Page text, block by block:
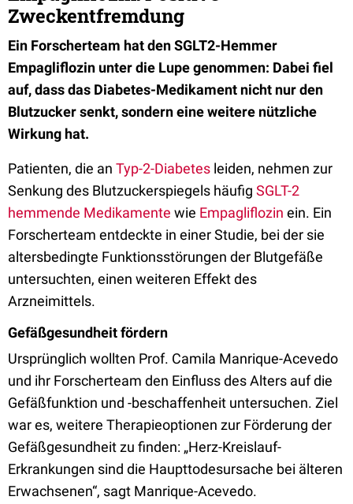
Zweckentfremdung
Ein Forscherteam hat den SGLT2-Hemmer
Empagliflozin unter die Lupe genommen: Dabei fiel
auf, dass das Diabetes-Medikament nicht nur den
Blutzucker senkt, sondern eine weitere nützliche
Wirkung hat.
Patienten, die an Typ-2-Diabetes leiden, nehmen zur
Senkung des Blutzuckerspiegels häufig SGLT-2
hemmende Medikamente wie Empagliflozin ein. Ein
Forscherteam entdeckte in einer Studie, bei der sie
altersbedingte Funktionsstörungen der Blutgefäße
untersuchten, einen weiteren Effekt des
Arzneimittels.
Gefäßgesundheit fördern
Ursprünglich wollten Prof. Camila Manrique-Acevedo
und ihr Forscherteam den Einfluss des Alters auf die
Gefäßfunktion und -beschaffenheit untersuchen. Ziel
war es, weitere Therapieoptionen zur Förderung der
Gefäßgesundheit zu finden: „Herz-Kreislauf-
Erkrankungen sind die Haupttodesursache bei älteren
Erwachsenen“, sagt Manrique-Acevedo.